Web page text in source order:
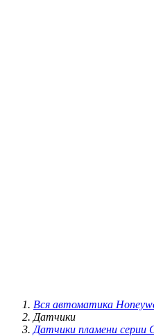
Вся автоматика
Датчики
Датчики пламени серии